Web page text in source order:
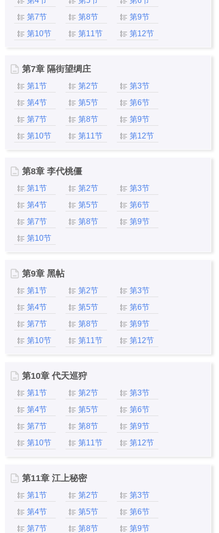
第7节
第8节
第9节
第10节
第11节 第12节
第7章 隔街望绸庄
第1节 第2节
第3节
第4节
第5节
第6节
第7节
第8节
第9节
第10节
第11节 第12节
第8章 李代桃僵
第1节 第2节
第3节
第4节
第5节
第6节
第7节
第8节
第9节
第10节
第9章 黑帖
第1节 第2节
第3节
第4节
第5节
第6节
第7节
第8节
第9节
第10节
第11节 第12节
第10章 代天巡狩
第1节 第2节
第3节
第4节
第5节
第6节
第7节
第8节
第9节
第10节
第11节 第12节
第11章 江上秘密
第1节 第2节
第3节
第4节
第5节
第6节
第7节
第8节
第9节